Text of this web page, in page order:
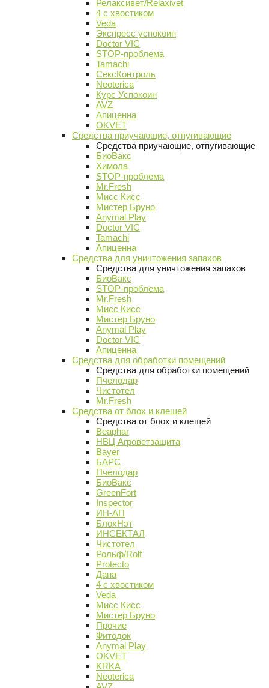
Релаксивет/Relaxivet
4 с хвостиком
Veda
Экспресс успокоин
Doctor VIC
STOP-проблема
Tamachi
СексКонтроль
Neoterica
Курс Успокоин
AVZ
Апиценна
OKVET
Средства приучающие, отпугивающие
Средства приучающие, отпугивающие
БиоВакс
Химола
STOP-проблема
Mr.Fresh
Мисс Кисс
Мистер Бруно
Anymal Play
Doctor VIC
Tamachi
Апиценна
Средства для уничтожения запахов
Средства для уничтожения запахов
БиоВакс
STOP-проблема
Mr.Fresh
Мисс Кисс
Мистер Бруно
Anymal Play
Doctor VIC
Апиценна
Средства для обработки помещений
Средства для обработки помещений
Пчелодар
Чистотел
Mr.Fresh
Средства от блох и клещей
Средства от блох и клещей
Beaphar
НВЦ Агроветзащита
Bayer
БАРС
Пчелодар
БиоВакс
GreenFort
Inspector
ИН-АП
БлохНэт
ИНСЕКТАЛ
Чистотел
Рольф/Rolf
Protecto
Дана
4 с хвостиком
Veda
Мисс Кисс
Мистер Бруно
Прочие
Фитодок
Anymal Play
OKVET
KRKA
Neoterica